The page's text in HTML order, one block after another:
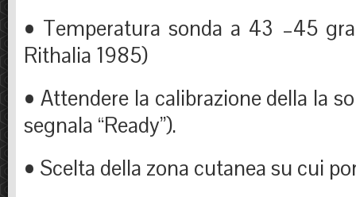
• Temperatura sonda a 43 –45
Rithalia 1985)
• Attendere la calibrazione della la
segnala “Ready”).
• Scelta della zona cutanea su cui